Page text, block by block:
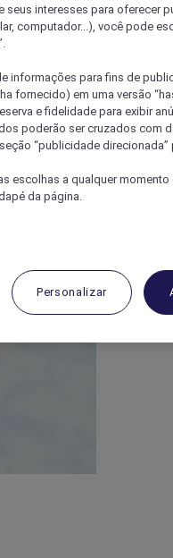
seus interesses para oferecer
computador...), você pode
informações para fins de
fornecido) em uma versão
e fidelidade para exibir
poderão ser cruzados com
“publicidade
escolhas a qualquer
da página.
Personalizar